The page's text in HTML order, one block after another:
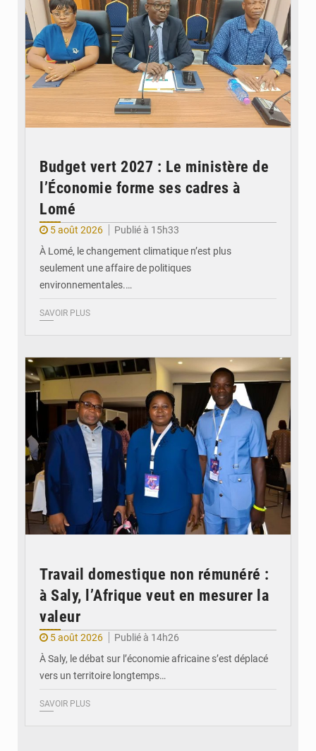
Budget vert 2027 : Le ministère de
l’Économie forme ses cadres à
Lomé
5 août 2026
Publié à 15h33
À Lomé, le changement climatique n’est plus
seulement une affaire de politiques
environnementales.…
SAVOIR PLUS
Travail domestique non rémunéré :
à Saly, l’Afrique veut en mesurer la
valeur
5 août 2026
Publié à 14h26
À Saly, le débat sur l’économie africaine s’est déplacé
vers un territoire longtemps…
SAVOIR PLUS